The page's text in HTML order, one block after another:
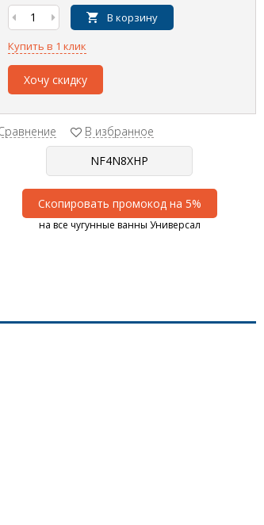
В корзину
Купить в 1 клик
Хочу скидку
В избранное
Скопировать промокод на 5%
на все чугунные ванны Универсал